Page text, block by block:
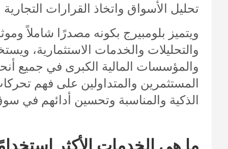
تحليل الأسواق واتخاذ القرارات التجارية
ويتميز بلومبيرج بكونه مصدرًا شاملاً
والتحليلات والخدمات الاستثمارية،
والمؤسسات المالية الكبرى في جميع
المستثمرين والمتداولين على فهم
الذكية والمناسبة وتحسين أدائهم في